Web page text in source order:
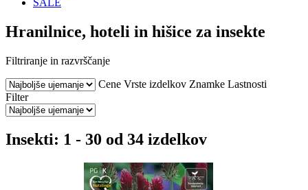
SALE
Hranilnice, hoteli in hišice za insekte
Filtriranje in razvrščanje
Cene Vrste izdelkov Znamke Lastnosti
Filter
Insekti: 1 - 30 od 34 izdelkov